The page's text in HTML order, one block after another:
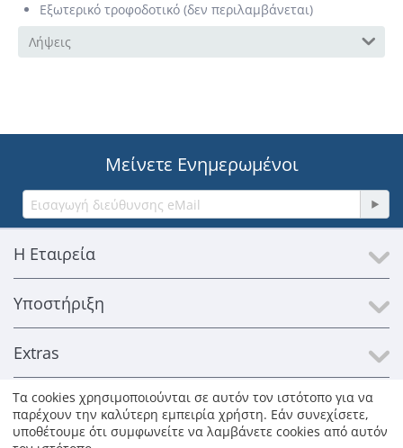
Εξωτερικό τροφοδοτικό (δεν περιλαμβάνεται)
Λήψεις
Μείνετε Ενημερωμένοι
Η Εταιρεία
Υποστήριξη
Extras
Επικοινωνία
Τα cookies χρησιμοποιούνται σε αυτόν τον ιστότοπο για να
παρέχουν την καλύτερη εμπειρία χρήστη. Εάν συνεχίσετε,
υποθέτουμε ότι συμφωνείτε να λαμβάνετε cookies από αυτόν